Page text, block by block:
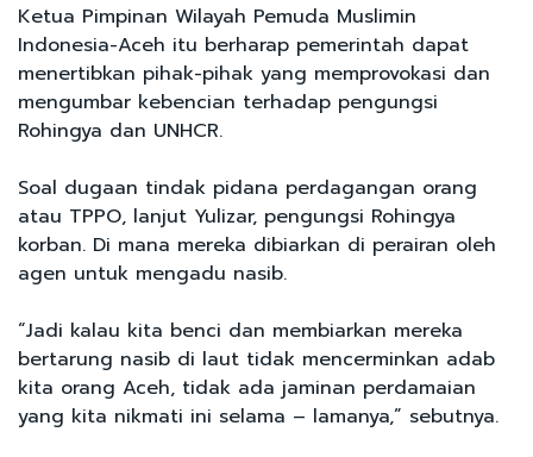
Ketua Pimpinan Wilayah Pemuda Muslimin
Indonesia-Aceh itu berharap pemerintah dapat
menertibkan pihak-pihak yang memprovokasi dan
mengumbar kebencian terhadap pengungsi
Rohingya dan UNHCR.
Soal dugaan tindak pidana perdagangan orang
atau TPPO, lanjut Yulizar, pengungsi Rohingya
korban. Di mana mereka dibiarkan di perairan oleh
agen untuk mengadu nasib.
“Jadi kalau kita benci dan membiarkan mereka
bertarung nasib di laut tidak mencerminkan adab
kita orang Aceh, tidak ada jaminan perdamaian
yang kita nikmati ini selama – lamanya,” sebutnya.